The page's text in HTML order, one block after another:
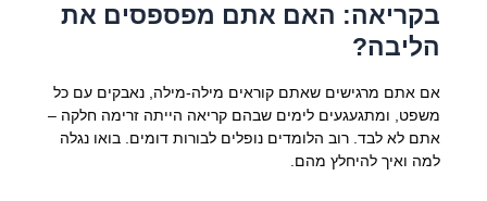
בקריאה: האם אתם מפספסים את
הליבה?
אם אתם מרגישים שאתם קוראים מילה-מילה, נאבקים עם כל
משפט, ומתגעגעים לימים שבהם קריאה הייתה זרימה חלקה –
אתם לא לבד. רוב הלומדים נופלים לבורות דומים. בואו נגלה
למה ואיך להיחלץ מהם.